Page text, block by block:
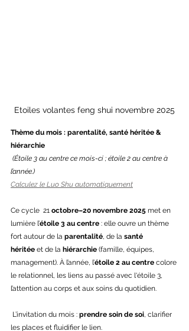
Etoiles volantes feng shui novembre 2025
Thème du mois : parentalité, santé héritée &
hiérarchie
(Étoile 3 au centre ce mois-ci ; étoile 2 au centre à
l’année.)
Calculez le Luo Shu automatiquement
Ce cycle  21 octobre–20 novembre 2025 met en
lumière l’étoile 3 au centre : elle ouvre un thème
fort autour de la parentalité, de la santé
héritée et de la hiérarchie (famille, équipes,
management). À l’année, l’étoile 2 au centre colore
le relationnel, les liens au passé avec l'étoile 3,
l’attention au corps et aux soins du quotidien.
L’invitation du mois : prendre soin de soi, clarifier
les places et fluidifier le lien.